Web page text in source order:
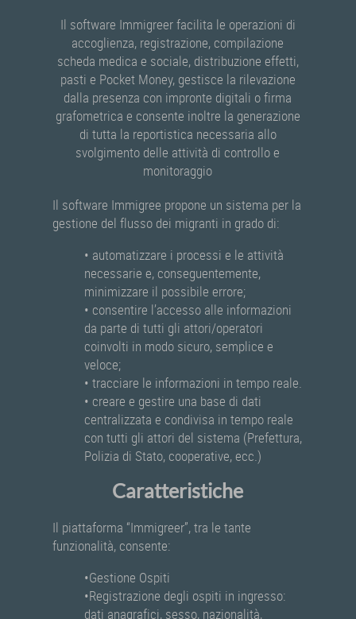
Il software Immigreer facilita le operazioni di
accoglienza, registrazione, compilazione
scheda medica e sociale, distribuzione effetti,
pasti e Pocket Money, gestisce la rilevazione
dalla presenza con impronte digitali o firma
grafometrica e consente inoltre la generazione
di tutta la reportistica necessaria allo
svolgimento delle attività di controllo e
monitoraggio
Il software Immigree propone un sistema per la
gestione del flusso dei migranti in grado di:
• automatizzare i processi e le attività
necessarie e, conseguentemente,
minimizzare il possibile errore;
• consentire l’accesso alle informazioni
da parte di tutti gli attori/operatori
coinvolti in modo sicuro, semplice e
veloce;
• tracciare le informazioni in tempo reale.
• creare e gestire una base di dati
centralizzata e condivisa in tempo reale
con tutti gli attori del sistema (Prefettura,
Polizia di Stato, cooperative, ecc.)
Caratteristiche
Il piattaforma “Immigreer”, tra le tante
funzionalità, consente:
•Gestione Ospiti
•Registrazione degli ospiti in ingresso:
dati anagrafici, sesso, nazionalità,